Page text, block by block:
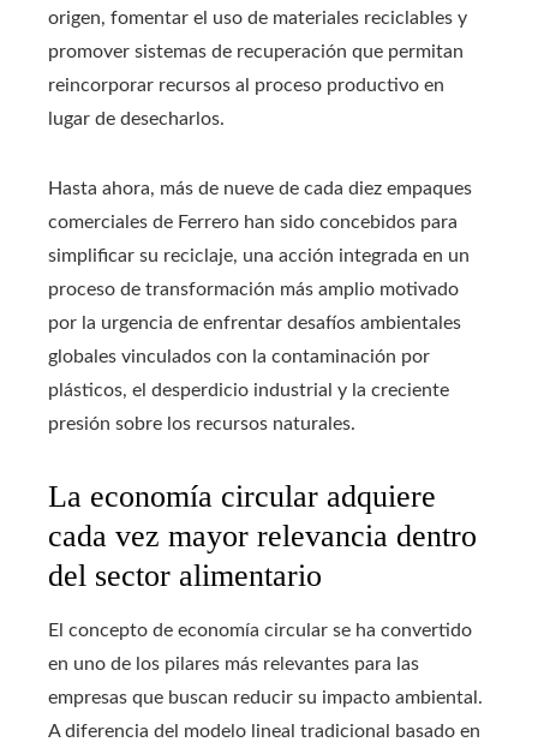
origen, fomentar el uso de materiales reciclables y
promover sistemas de recuperación que permitan
reincorporar recursos al proceso productivo en
lugar de desecharlos.
Hasta ahora, más de nueve de cada diez empaques
comerciales de Ferrero han sido concebidos para
simplificar su reciclaje, una acción integrada en un
proceso de transformación más amplio motivado
por la urgencia de enfrentar desafíos ambientales
globales vinculados con la contaminación por
plásticos, el desperdicio industrial y la creciente
presión sobre los recursos naturales.
La economía circular adquiere
cada vez mayor relevancia dentro
del sector alimentario
El concepto de economía circular se ha convertido
en uno de los pilares más relevantes para las
empresas que buscan reducir su impacto ambiental.
A diferencia del modelo lineal tradicional basado en